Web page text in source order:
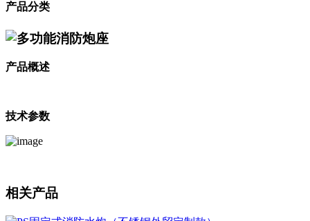
产品分类
多功能消防炮座
产品概述
技术参数
相关产品